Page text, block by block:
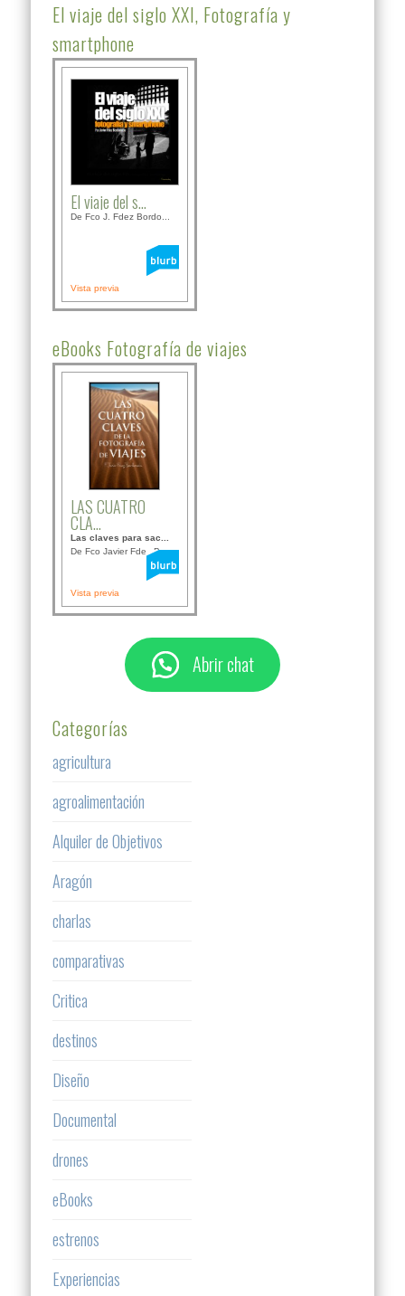
El viaje del siglo XXI, Fotografía y
smartphone
El viaje del s...
De Fco J. Fdez Bordo...
Vista previa
eBooks Fotografía de viajes
LAS CUATRO
CLA...
Las claves para sac...
De Fco Javier Fdez B...
Vista previa
Abrir chat
Categorías
agricultura
agroalimentación
Alquiler de Objetivos
Aragón
charlas
comparativas
Critica
destinos
Diseño
Documental
drones
eBooks
estrenos
Experiencias